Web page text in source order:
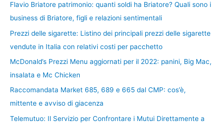
Flavio Briatore patrimonio: quanti soldi ha Briatore? Quali sono i
business di Briatore, figli e relazioni sentimentali
Prezzi delle sigarette: Listino dei principali prezzi delle sigarette
vendute in Italia con relativi costi per pacchetto
McDonald’s Prezzi Menu aggiornati per il 2022: panini, Big Mac,
insalata e Mc Chicken
Raccomandata Market 685, 689 e 665 dal CMP: cos’è,
mittente e avviso di giacenza
Telemutuo: Il Servizio per Confrontare i Mutui Direttamente a